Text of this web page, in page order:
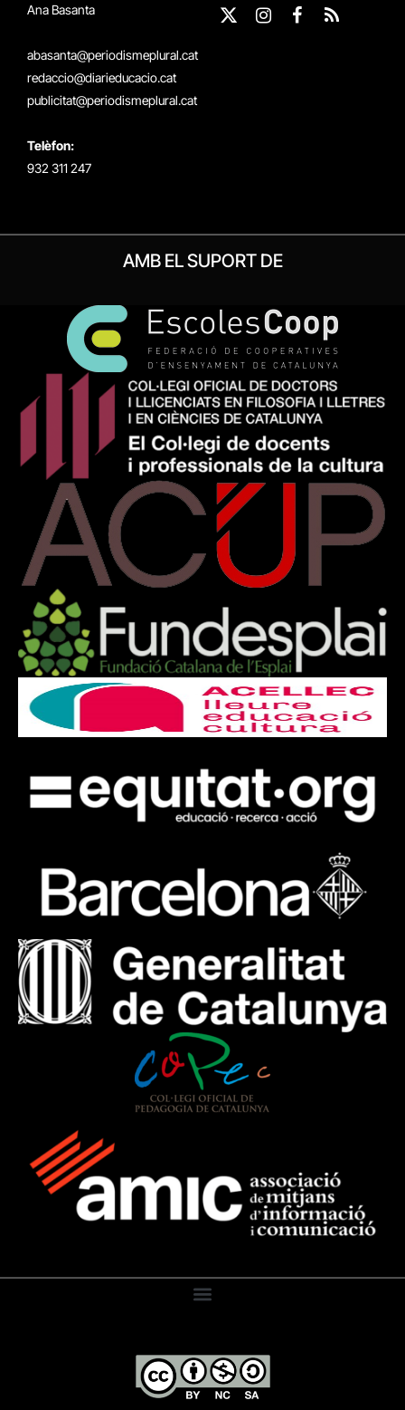
Ana Basanta
abasanta@periodismeplural.cat
redaccio@diarieducacio.cat
publicitat@periodismeplural.cat
Telèfon:
932 311 247
X
Instagram
Facebook
RSS
AMB EL SUPORT DE